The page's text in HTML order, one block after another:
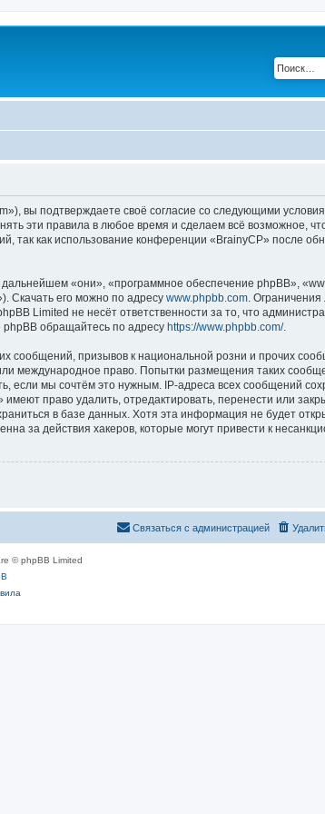
вы подтверждаете своё согласие со следующими
эти правила в любое время и сделаем всё возможное,
так как использование конференции «BrainyCP» после
«они», «программное обеспечение phpBB»,
Скачать его можно по адресу www.phpbb.com .
Limited не несёт ответственности за то, что
обращайтесь по адресу https://www.phpbb.com/.
сообщений, призывов к национальной розни и прочих
международное право. Попытки размещения таких
если мы сочтём это нужным. IP-адреса всех сообщений
право удалить, отредактировать, перенести или
в базе данных. Хотя эта информация не будет
за действия хакеров, которые могут привести к
Связаться с администрацией
© phpBB Limited